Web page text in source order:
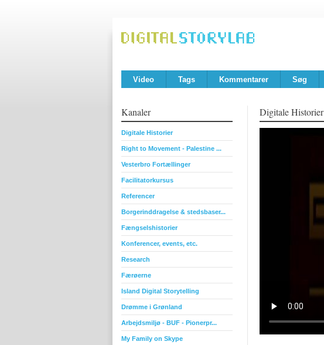
Video Tags Kommentarer Søg
Kanaler
Digitale Historier
Right to Movement - Palestine ...
Vesterbro Fortællinger
Facilitatorkursus
Referencer
Borgerinddragelse & stedsbaser...
Fængselshistorier
Konferencer, events, etc.
Research
Færøerne
Island Digital Storytelling
Drømme i Grønland
Arbejdsmiljø - BUF - Pionerpr...
My Family on Skype
Digitale Historier